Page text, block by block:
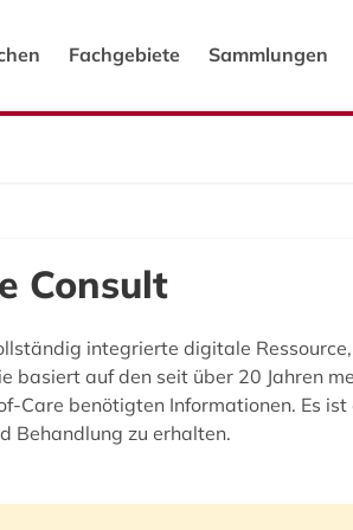
Fachgebiete Sammlungen
Consult
integrierte digitale
basiert auf den seit über 20 Jahren
Care benötigten Informationen. Es
Behandlung zu erhalten.